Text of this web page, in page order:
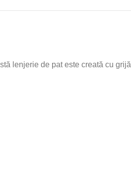
lenjerie de pat este creată cu